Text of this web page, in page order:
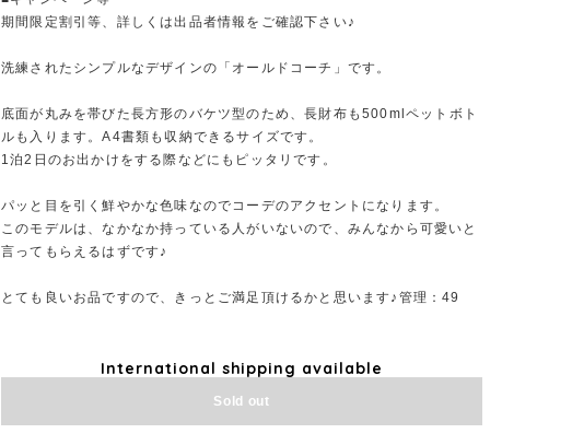
期間限定割引等、詳しくは出品者情報をご確認下さい♪
洗練されたシンプルなデザインの「オールドコーチ」です。
底面が丸みを帯びた長方形のバケツ型のため、長財布も500mlペットボト
ルも入ります。A4書類も収納できるサイズです。
1泊2日のお出かけをする際などにもピッタリです。
パッと目を引く鮮やかな色味なのでコーデのアクセントになります。
このモデルは、なかなか持っている人がいないので、みんなから可愛いと
言ってもらえるはずです♪
とても良いお品ですので、きっとご満足頂けるかと思います♪管理：49
International shipping available
Sold out